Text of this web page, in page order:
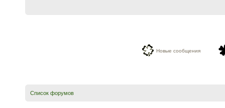
Новые сообщения
Список форумов